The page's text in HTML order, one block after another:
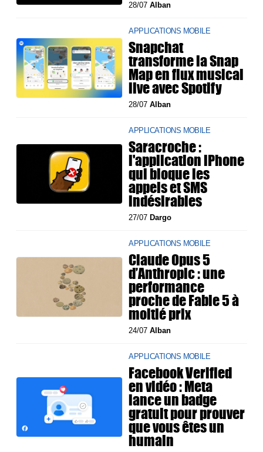
28/07Alban
APPLICATIONS MOBILE
Snapchat
transforme la Snap
Map en flux musical
live avec Spotify
28/07Alban
APPLICATIONS MOBILE
Saracroche :
l'application iPhone
qui bloque les
appels et SMS
indésirables
27/07 Dargo
APPLICATIONS MOBILE
Claude Opus 5
d’Anthropic : une
performance
proche de Fable 5 à
moitié prix
24/07Alban
APPLICATIONS MOBILE
Facebook Verified
en vidéo : Meta
lance un badge
gratuit pour prouver
que vous êtes un
humain